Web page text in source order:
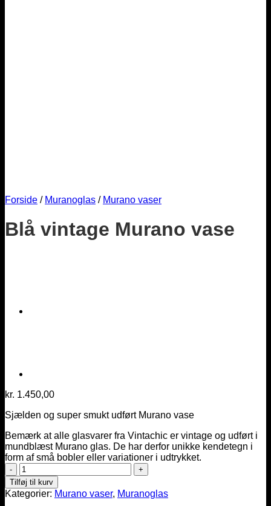
Forside / Muranoglas / Murano vaser
Blå vintage Murano vase
kr. 1.450,00
Sjælden og super smukt udført Murano vase
Bemærk at alle glasvarer fra Vintachic er vintage og udført i
mundblæst Murano glas. De har derfor unikke kendetegn i
form af små bobler eller variationer i udtrykket.
Blå
vintage
Murano
vase
Tilføj til kurv
Kategorier: Murano vaser, Muranoglas